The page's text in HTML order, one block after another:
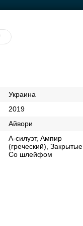
Украина
2019
Айвори
А-силуэт, Ампир
(греческий), Закрытые,
Со шлейфом